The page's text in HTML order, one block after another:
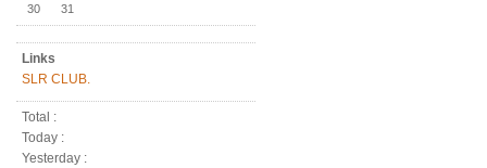
30
31
Links
SLR CLUB.
Total :
Today :
Yesterday :